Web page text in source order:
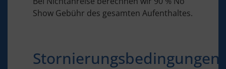
Show Gebühr des gesamten Aufenthaltes.
Stornierungsbedingungen